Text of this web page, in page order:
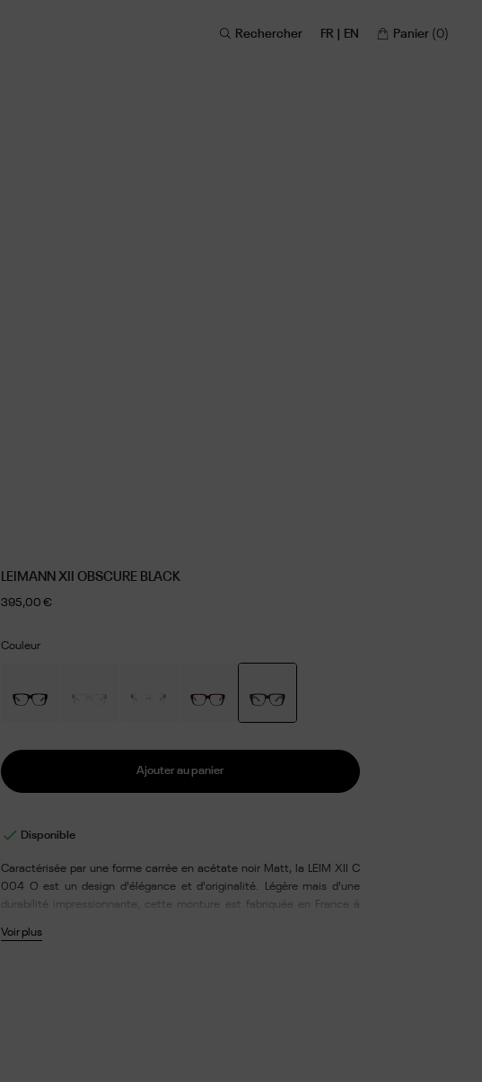
Panier (0)
FR | EN
Rechercher
LEIMANN XII OBSCURE BLACK
395,00 €
Couleur
Ajouter au panier
 Disponible
Caractérisée par une forme carrée en acétate noir Matt, la LEIM XII C
004 O est un design d'élégance et d'originalité. Légère mais d'une
durabilité impressionnante, cette monture est fabriquée en France à
métallique exclusive. Verres fabriqués à partir d'un matériau
Voir plus